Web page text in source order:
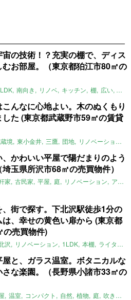
の技術！？充実の棚で、ディス
お部屋。（東京都狛江市80㎡の
南向き リノベ キッチン 棚 広い ガイ
んなに心地よい。木のぬくもり
た (東京都武蔵野市59㎡の賃貸
境 東小金井 三鷹 団地 リノベーション
かわいい平屋で陽だまりのよう
玉県所沢市68㎡の売買物件）
家 古民家 平屋 庭 リノベーション アメリカンハウス
街で探す。下北沢駅徒歩1分の
は、幸せの黄色い扉から (東京都
の売買物件)
沢 リノベーション 1LDK 本棚 ライター：ほしりょうこ
と、ガラス温室。ボタニカルな
さな楽園。（長野県小諸市33㎡の
温室 コンパクト 自然 植物 庭 吹き抜け